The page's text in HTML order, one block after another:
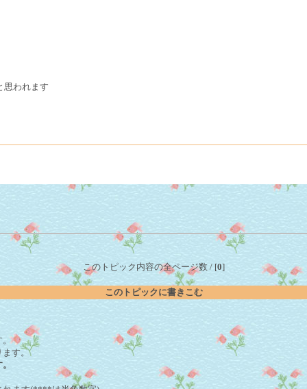
思われます
このトピック内容の全ページ数 / [0]
このトピックに書きこむ
。
ます。